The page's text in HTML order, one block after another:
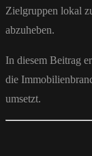
Zielgruppen lokal
abzuheben.
In diesem Beitrag
die
umsetzt.